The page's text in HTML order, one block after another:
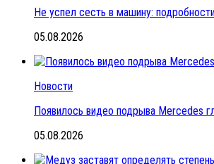
Не успел сесть в машину:
05.08.2026
Новости
Появилось видео подрыва Mercedes
05.08.2026